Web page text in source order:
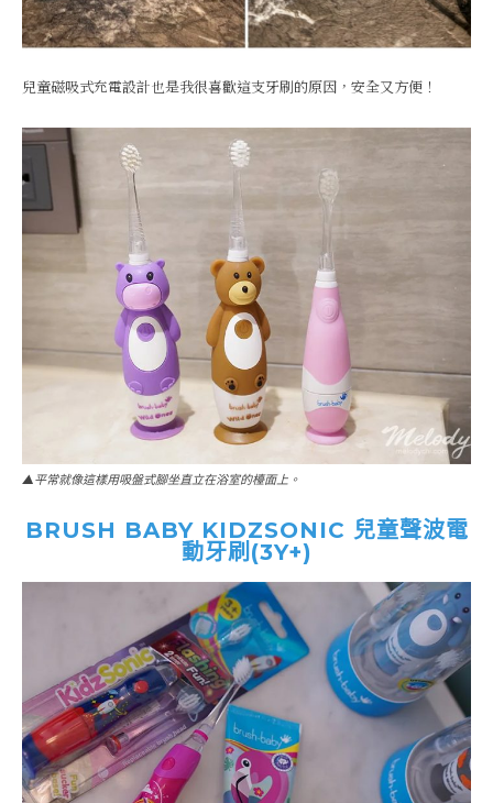
兒童磁吸式充電設計也是我很喜歡這支牙刷的原因，安全又方便！
▲平常就像這樣用吸盤式腳坐直立在浴室的檯面上。
BRUSH BABY KIDZSONIC 兒童聲波電
動牙刷(3Y+)